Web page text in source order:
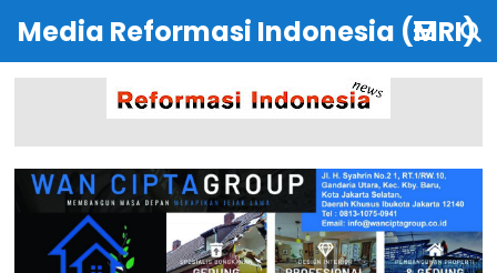
Media Reformasi Indonesia (MRI)